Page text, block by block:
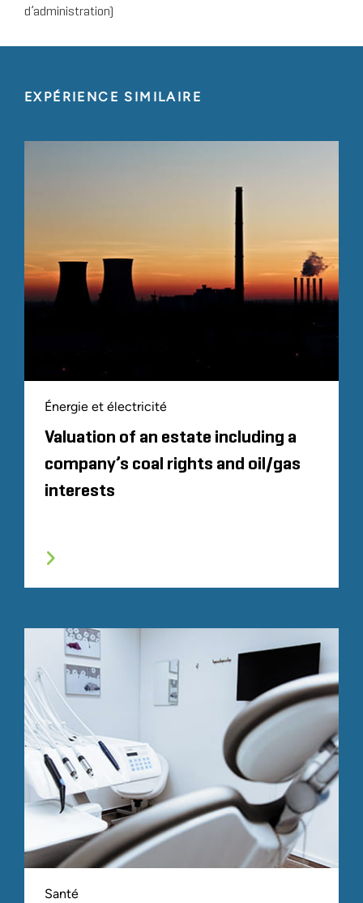
d’administration)
EXPÉRIENCE SIMILAIRE
Énergie et électricité
Valuation of an estate including a
company’s coal rights and oil/gas
interests
Santé